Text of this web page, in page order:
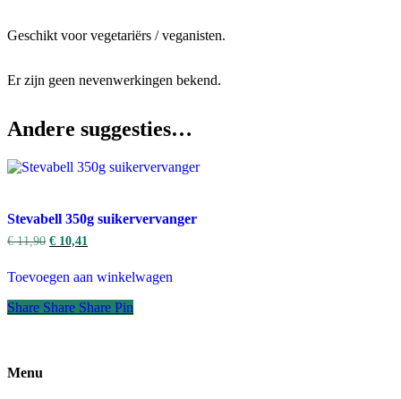
Geschikt voor vegetariërs / veganisten.
Er zijn geen nevenwerkingen bekend.
Andere suggesties…
Stevabell 350g suikervervanger
€11,90 € 10,41
Toevoegen aan winkelwagen
Share
Share Share Share Pin
Menu